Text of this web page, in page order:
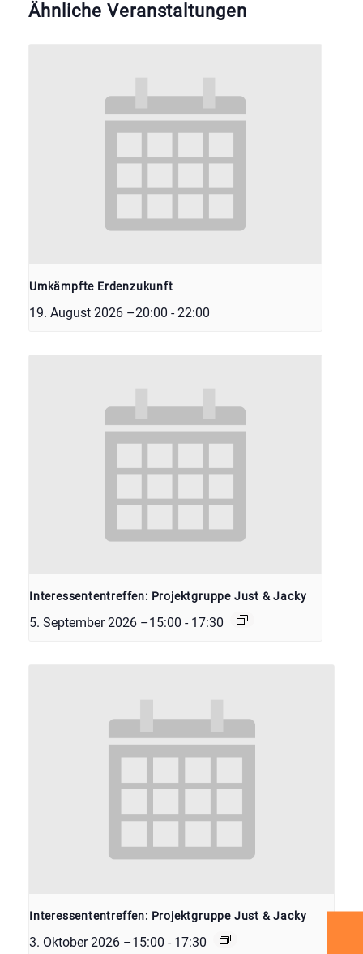
Ähnliche Veranstaltungen
Umkämpfte Erdenzukunft
19. August 2026 –20:00 - 22:00
Interessententreffen: Projektgruppe Just & Jacky
5. September 2026 –15:00 - 17:30
Interessententreffen: Projektgruppe Just & Jacky
3. Oktober 2026 –15:00 - 17:30